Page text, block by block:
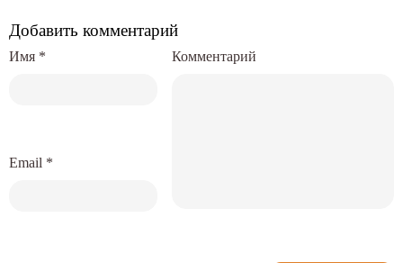
Добавить комментарий
Комментарий
Имя *
Email *